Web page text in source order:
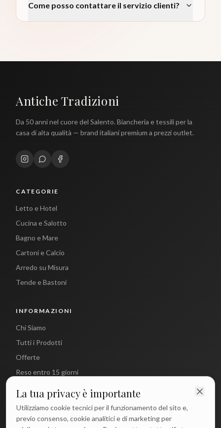
Come posso contattare il servizio clienti?
Antiche Tradizioni
Da 50 anni nel cuore del Salento. Biancheria e tessili per la
casa di alta qualità — brand italiani premium a prezzi outlet.
CATEGORIE
Letto e Hotel
Cucina e Salotto
Bagno e Mare
Cartoni e Calcio
Arredo su Misura
Tende e Bastoni
INFORMAZIONI
Chi Siamo
Tutti i Prodotti
Offerte
Reso entro 15 giorni
CONTATTI
info@antichetradizioni.it
La tua privacy è importante
Utilizziamo cookie tecnici per il funzionamento del sito e,
previo consenso, cookie analitici e di marketing per